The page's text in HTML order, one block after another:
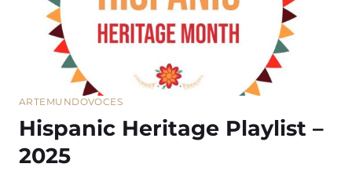
ARTEMUNDOVOCES
Hispanic Heritage Playlist –
2025